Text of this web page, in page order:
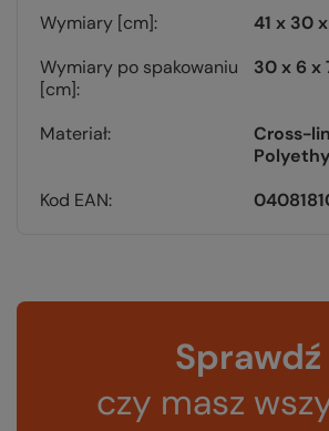
Wymiary [cm]
41 x 30
Wymiary po spakowaniu
[cm]
30 x 6 x
Materiał
Cross-
Kod EAN
Sprawdź
czy masz